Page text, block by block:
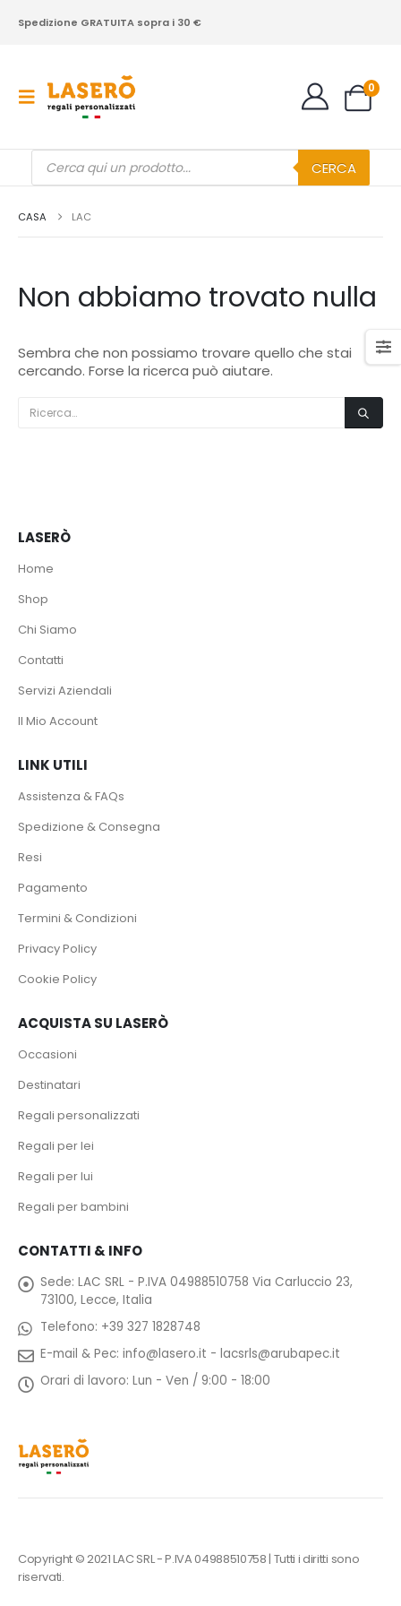
Spedizione GRATUITA sopra i 30 €
0
Products
search CERCA
CASA LAC
Non abbiamo trovato nulla
Sembra che non possiamo trovare quello che stai
cercando. Forse la ricerca può aiutare.
LASERÒ
Home
Shop
Chi Siamo
Contatti
Servizi Aziendali
Il Mio Account
LINK UTILI
Assistenza & FAQs
Spedizione & Consegna
Resi
Pagamento
Termini & Condizioni
Privacy Policy
Cookie Policy
ACQUISTA SU LASERÒ
Occasioni
Destinatari
Regali personalizzati
Regali per lei
Regali per lui
Regali per bambini
CONTATTI & INFO
Sede: LAC SRL - P.IVA 04988510758 Via Carluccio 23,
73100, Lecce, Italia
Telefono: +39 327 1828748
E-mail & Pec: info@lasero.it - lacsrls@arubapec.it
Orari di lavoro: Lun - Ven / 9:00 - 18:00
Copyright © 2021 LAC SRL - P.IVA 04988510758 | Tutti i diritti sono
riservati.